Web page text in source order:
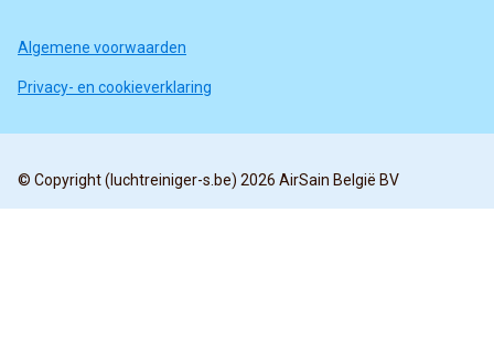
Algemene voorwaarden
Privacy- en cookieverklaring
© Copyright (luchtreiniger-s.be) 2026 AirSain België BV